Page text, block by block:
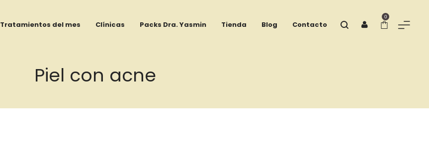
Tratamientos del mes Clínicas Packs Dra. Yasmin Tienda Blog Contacto
0
Piel con acne